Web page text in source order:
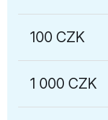
100 CZK
1 000 CZK